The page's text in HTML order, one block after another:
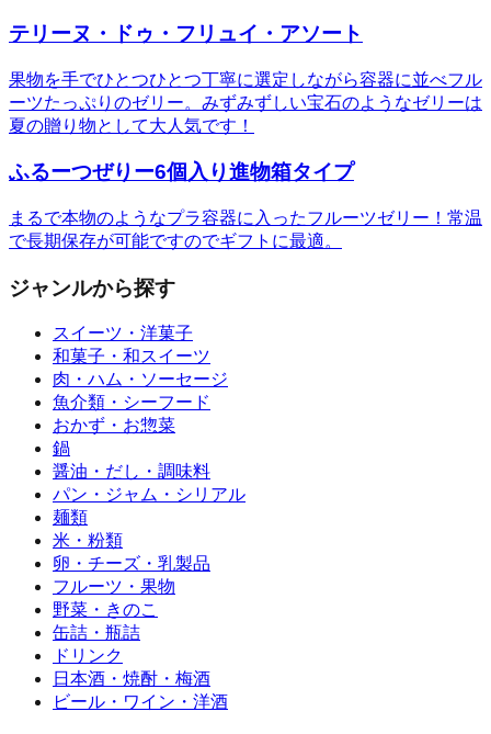
テリーヌ・ドゥ・フリュイ・アソート
果物を手でひとつひとつ丁寧に選定しながら容器に並べフル
ーツたっぷりのゼリー。みずみずしい宝石のようなゼリーは
夏の贈り物として大人気です！
ふるーつぜりー6個入り進物箱タイプ
まるで本物のようなプラ容器に入ったフルーツゼリー！常温
で長期保存が可能ですのでギフトに最適。
ジャンルから探す
スイーツ・洋菓子
和菓子・和スイーツ
肉・ハム・ソーセージ
魚介類・シーフード
おかず・お惣菜
鍋
醤油・だし・調味料
パン・ジャム・シリアル
麺類
米・粉類
卵・チーズ・乳製品
フルーツ・果物
野菜・きのこ
缶詰・瓶詰
ドリンク
日本酒・焼酎・梅酒
ビール・ワイン・洋酒